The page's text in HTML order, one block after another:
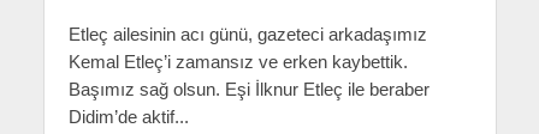
Etleç ailesinin acı günü, gazeteci arkadaşımız
Kemal Etleç’i zamansız ve erken kaybettik.
Başımız sağ olsun. Eşi İlknur Etleç ile beraber
Didim’de aktif...